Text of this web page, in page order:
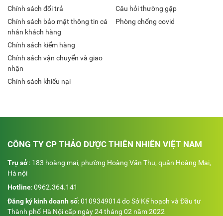
Chính sách đổi trả
Chính sách bảo mật thông tin cá
nhân khách hàng
Chính sách kiểm hàng
Chính sách vận chuyển và giao
nhận
Chính sách khiếu nại
Câu hỏi thường gặp
Phòng chống covid
CÔNG TY CP THẢO DƯỢC THIÊN NHIÊN VIỆT NAM
Trụ sở: 183 hoàng mai, phường Hoàng Văn Thụ, quận Hoàng Mai,
Hà nội
Hotline:0962.364.141
Đăng ký kinh doanh số: 0109349014 do Sở Kế hoạch và Đầu tư
Thành phố Hà Nội cấp ngày 24 tháng 02 năm 2022